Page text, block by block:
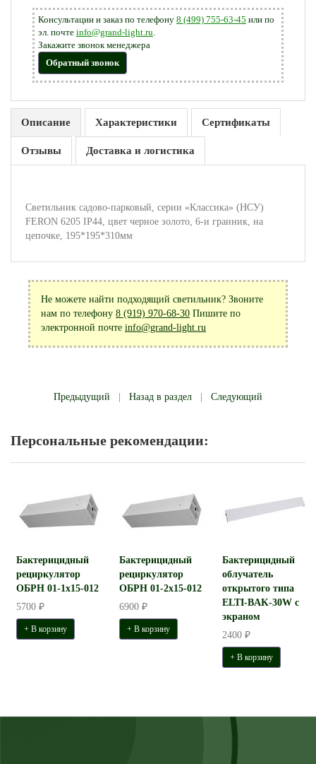
Консультации и заказ по телефону 8 (499) 755-63-45 или по
эл. почте info@grand-light.ru.
Закажите звонок менеджера
Обратный звонок
Описание Характеристики Сертификаты
Отзывы Доставка и логистика
Светильник садово-парковый, серии «Классика» (НСУ)
FERON 6205 IP44, цвет черное золото, 6-и гранник, на
цепочке, 195*195*310мм
Не можете найти подходящий светильник? Звоните
нам по телефону 8 (919) 970-68-30 Пишите по
электронной почте info@grand-light.ru
Предыдущий Назад в раздел Следующий
Персональные рекомендации:
Бактерицидный
рециркулятор
ОБРН 01-1x15-012
5700 ₽
+ В корзину
Бактерицидный
рециркулятор
ОБРН 01-2x15-012
6900 ₽
+ В корзину
Бактерицидный
облучатель
открытого типа
ELTI-BAK-30W с
экраном
2400 ₽
+ В корзину